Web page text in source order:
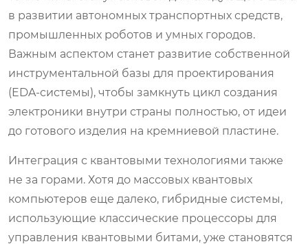
в развитии автономных транспортных средств,
промышленных роботов и умных городов.
Важным аспектом станет развитие собственной
инструментальной базы для проектирования
(EDA-системы), чтобы замкнуть цикл создания
электроники внутри страны полностью, от идеи
до готового изделия на кремниевой пластине.
Интеграция с квантовыми технологиями также
не за горами. Хотя до массовых квантовых
компьютеров еще далеко, гибридные системы,
использующие классические процессоры для
управления квантовыми битами, уже становятся